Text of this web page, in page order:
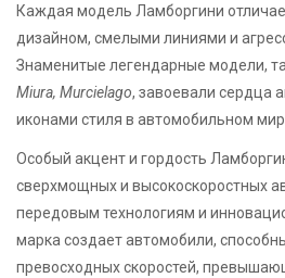
Каждая модель Ламборгини
дизайном, смелыми линиями и
Знаменитые легендарные модели,
Miura, Murcielago, завоевали сердца
иконами стиля в автомобильном
Особый акцент и гордость
сверхмощных и высокоскоростных
передовым технологиям и
марка создает автомобили,
превосходных скоростей,